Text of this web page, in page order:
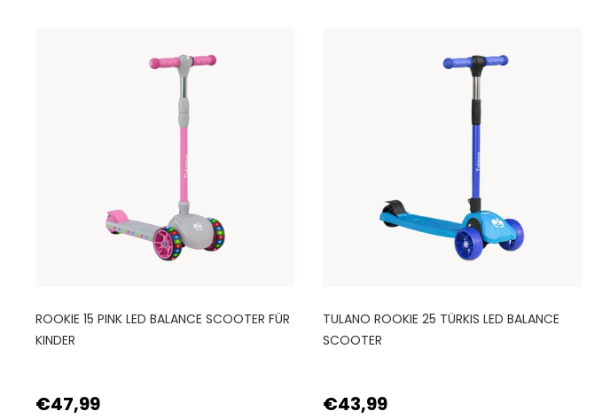
ROOKIE 15 PINK LED BALANCE SCOOTER FÜR
KINDER
€47,99
TULANO ROOKIE 25 TÜRKIS LED BALANCE
SCOOTER
€43,99